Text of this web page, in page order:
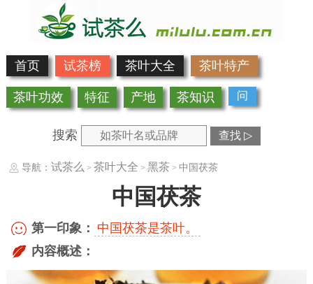
首页 试茶榜 茶叶大全 茶叶特产
茶叶功效 特征 产地 茶知识 问
搜索 查找 ▷
导航： 试茶么 > 茶叶大全 > 黑茶 > 中国茯茶
中国茯茶
第一印象： 中国茯茶是茶叶。
内容概述：